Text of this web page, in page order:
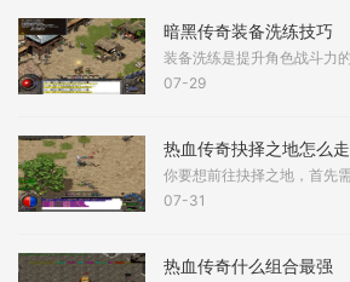
暗黑传奇装备洗练技巧
07-29
热血传奇抉择之地怎么走
07-31
热血传奇什么组合最强